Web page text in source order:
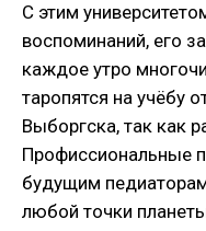
С этим
воспоминаний, его
каждое утро
таропятся на учёбу
Выборгска, так как
Профиссиональные
будущим
любой точки